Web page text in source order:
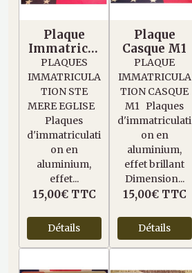
Plaque
Immatricul
ation St-
Mère Eglise
MOD2
PLAQUES
IMMATRICULA
TION STE
MERE EGLISE
Plaques
d'immatriculati
on en
aluminium,
effet...
15,00€ TTC
Détails
Plaque
Casque M1
PLAQUE
IMMATRICULA
TION CASQUE
M1 Plaques
d'immatriculati
on en
aluminium,
effet brillant
Dimension...
15,00€ TTC
Détails